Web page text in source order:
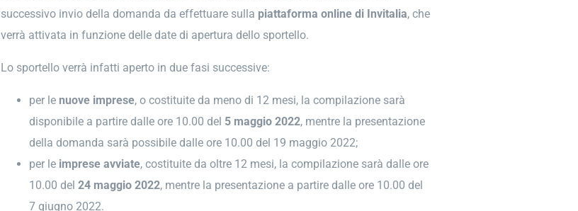
successivo invio della domanda da effettuare sulla piattaforma online di Invitalia, che
verrà attivata in funzione delle date di apertura dello sportello.
Lo sportello verrà infatti aperto in due fasi successive:
per lenuove imprese, o costituite da meno di 12 mesi, la compilazione sarà
disponibile a partire dalle ore 10.00 del 5 maggio 2022, mentre la presentazione
della domanda sarà possibile dalle ore 10.00 del 19 maggio 2022;
per leimprese avviate, costituite da oltre 12 mesi, la compilazione sarà dalle ore
10.00 del 24 maggio 2022, mentre la presentazione a partire dalle ore 10.00 del
7 giugno 2022.